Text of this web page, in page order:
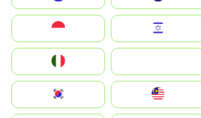
South Korea